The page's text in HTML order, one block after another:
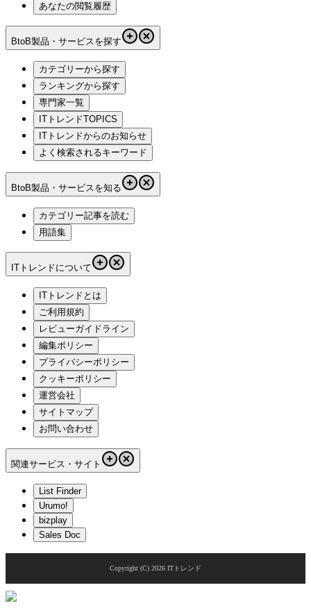
あなたの閲覧履歴
BtoB製品・サービスを探す
カテゴリーから探す
ランキングから探す
専門家一覧
ITトレンドTOPICS
ITトレンドからのお知らせ
よく検索されるキーワード
BtoB製品・サービスを知る
カテゴリー記事を読む
用語集
ITトレンドについて
ITトレンドとは
ご利用規約
レビューガイドライン
編集ポリシー
プライバシーポリシー
クッキーポリシー
運営会社
サイトマップ
お問い合わせ
関連サービス・サイト
List Finder
Urumo!
bizplay
Sales Doc
Copyright (C) 2026 ITトレンド